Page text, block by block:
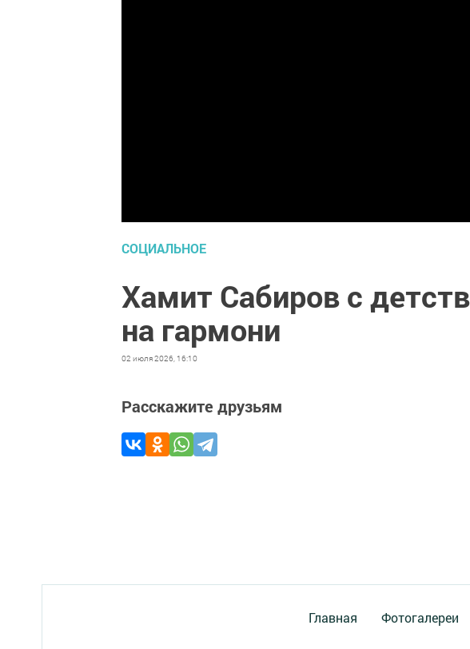
СОЦИАЛЬНОЕ
Хамит Сабиров с
на гармони
02 июля 2026, 16:10
Расскажите друзьям
Главная Фотогалереи